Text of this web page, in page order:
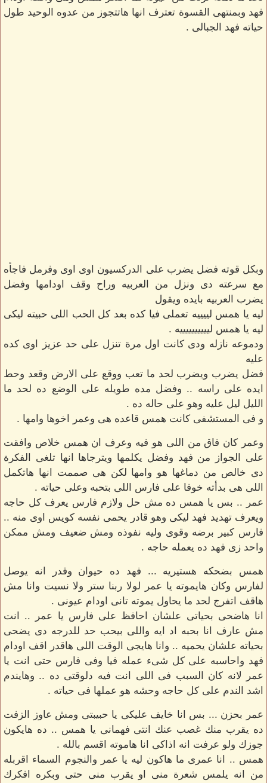
فهد وبمنتهى القسوة تعترف انها هاتتجوز من عدوه الوحيد طول
حياته فهد الجبالى .
وبكل قوته فضل يضرب على الدركسيون اوى اوى وفرمل فاجأه
مع سرعته دى ونزل من العربيه وراح وقف اودامها وفضل
يضرب العربيه بايده ويقول
ليه يا همس لييييه تعملى فيا كده بعد كل الحب اللى حبيته ليكى
ليه يا همس لييييييييييه .
ودموعه نازله ودى كانت اول مرة تنزل على حد عزيز اوى كده
عليه
فضل يضرب ويضرب لحد ما تعب ووقع على الارض وقعد وحط
ايده على راسه .. وفضل مده طويله على الوضع ده لحد ما
الليل ليل عليه وهو على حاله ده .
و فى المستشفى كانت همس قاعده هى وعمر اخوها وامها .
وعمر كان فاق من اللى هو فيه وعرف ان همس خلاص وافقت
على الجواز من فهد وفضل يكلمها ويترجاها انها تلغى الفكرة
دى خالص من دماغها هو وامها لكن هى صممت انها هاتكمل
اللى هى بدأته خوفا على فارس اللى بتحبه وعلى حياته .
عمر .. بس يا همس ده مش حل ولازم فارس يعرف كل حاجه
ويعرف تهديد فهد ليكى وهو قادر يحمى نفسه كويس اوى منه ..
فارس كبير برضه وقوى وليه نفوذه ومش ضعيف ومش ممكن
واحد زى فهد ده يعمله حاجه .
همس بضحكه هستيريه ... فهد ده حيوان وقدر انه يوصل
لفارس وكان هايموته يا عمر لولا ربنا ستر ولا نسيت وانا مش
هاقف اتفرج لحد ما يحاول يموته تانى اودام عيونى .
انا هاضحى بحياتى علشان احافظ على فارس يا عمر .. انت
مش عارف انا بحبه اد ايه واللى بيحب حد للدرجه دى يضحى
بحياته علشان يحميه .. وانا هايجى الوقت اللى هاقدر اقف اودام
فهد واحاسبه على كل شىء عمله فيا وفى فارس حتى انت يا
عمر لانه كان السبب فى اللى انت فيه دلوقتى ده .. وهايندم
اشد الندم على كل حاجه وحشه هو عملها فى حياته .
عمر بحزن ... بس انا خايف عليكى يا حبيبتى ومش عاوز الزفت
ده يقرب منك غصب عنك انتى فهمانى يا همس .. ده هايكون
جوزك ولو عرفت انه اذاكى انا هاموته اقسم بالله .
همس .. انا عمرى ما هاكون ليه يا عمر والنجوم السماء اقربله
من انه يلمس شعرة منى او يقرب منى حتى وبكره افكرك